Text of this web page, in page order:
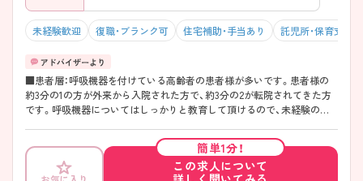
未経験歓迎 復職・ブランク可 住宅補助・手当あり 託児所・保育支援
■患者層：呼吸機器を付けている高齢者の患者様が多いです。患者様の
約3分の1の方が外来から入院された方で、約3分の2が転院されてきた方
です。呼吸機器についてはしっかりと教育して頂けるので、未経験の方
制度を導入しており、未経験の方でもしっかり扱えるようになるまで教
えて頂けます。また、呼吸機器の勉強会があり、個人のレベルに応じた研
修を受けることができるので、研修で知識を得ることもできます。 スキ
簡単1分！
この求人について